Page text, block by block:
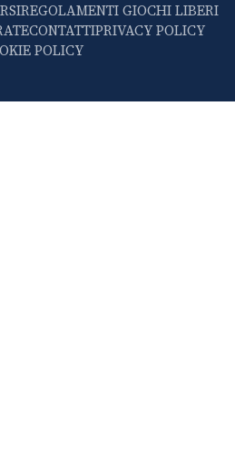
REGOLAMENTI GIOCHI LIBERI
CONTATTIPRIVACY POLICY
POLICY